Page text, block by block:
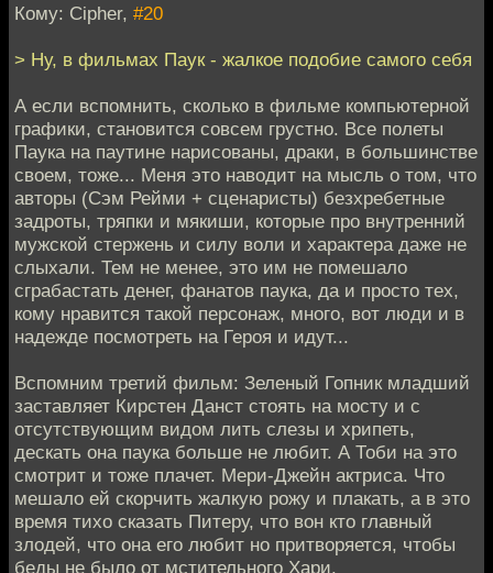
Кому: Cipher, #20
> Ну, в фильмах Паук - жалкое подобие самого себя
А если вспомнить, сколько в фильме компьютерной
графики, становится совсем грустно. Все полеты
Паука на паутине нарисованы, драки, в большинстве
своем, тоже... Меня это наводит на мысль о том, что
авторы (Сэм Рейми + сценаристы) безхребетные
задроты, тряпки и мякиши, которые про внутренний
мужской стержень и силу воли и характера даже не
слыхали. Тем не менее, это им не помешало
сграбастать денег, фанатов паука, да и просто тех,
кому нравится такой персонаж, много, вот люди и в
надежде посмотреть на Героя и идут...
Вспомним третий фильм: Зеленый Гопник младший
заставляет Кирстен Данст стоять на мосту и с
отсутствующим видом лить слезы и хрипеть,
дескать она паука больше не любит. А Тоби на это
смотрит и тоже плачет. Мери-Джейн актриса. Что
мешало ей скорчить жалкую рожу и плакать, а в это
время тихо сказать Питеру, что вон кто главный
злодей, что она его любит но притворяется, чтобы
беды не было от мстительного Хари.